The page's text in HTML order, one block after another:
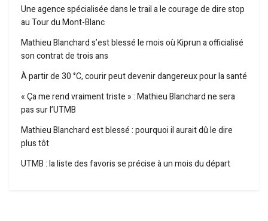
Une agence spécialisée dans le trail a le courage de dire stop
au Tour du Mont-Blanc
Mathieu Blanchard s’est blessé le mois où Kiprun a officialisé
son contrat de trois ans
À partir de 30 °C, courir peut devenir dangereux pour la santé
« Ça me rend vraiment triste » : Mathieu Blanchard ne sera
pas sur l’UTMB
Mathieu Blanchard est blessé : pourquoi il aurait dû le dire
plus tôt
UTMB : la liste des favoris se précise à un mois du départ